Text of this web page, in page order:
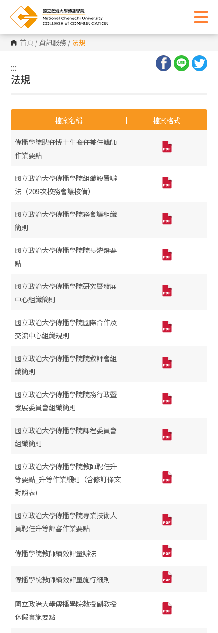
首頁 / 資訊服務 / 法規
:::
:::
法規
檔案名稱 檔案格式
傳播學院聘任博士生擔任兼任講師
作業要點
國立政治大學傳播學院組織設置辦
法（209次校務會議核備）
國立政治大學傳播學院務會議組織
簡則
國立政治大學傳播學院院長遴選要
點
國立政治大學傳播學院研究暨發展
中心組織簡則
國立政治大學傳播學院國際合作及
交流中心組織規則
國立政治大學傳播學院院教評會組
織簡則
國立政治大學傳播學院院務行政暨
發展委員會組織簡則
國立政治大學傳播學院課程委員會
組織簡則
國立政治大學傳播學院教師聘任升
等要點_升等作業細則（含修訂條文
對照表)
國立政治大學傳播學院專業技術人
員聘任升等評審作業要點
傳播學院教師績效評量辦法
傳播學院教師績效評量施行細則
國立政治大學傳播學院教授副教授
休假實施要點